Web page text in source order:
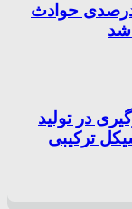
سازی منجر به کاهش ۳۸ درصدی حوادث
شد
در تولید
ترکیبی